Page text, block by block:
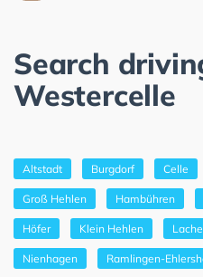
Search
Westercelle
Altstadt Burgdorf Celle
Groß Hehlen Hambühren
Höfer Klein Hehlen
Nienhagen Ramlingen-